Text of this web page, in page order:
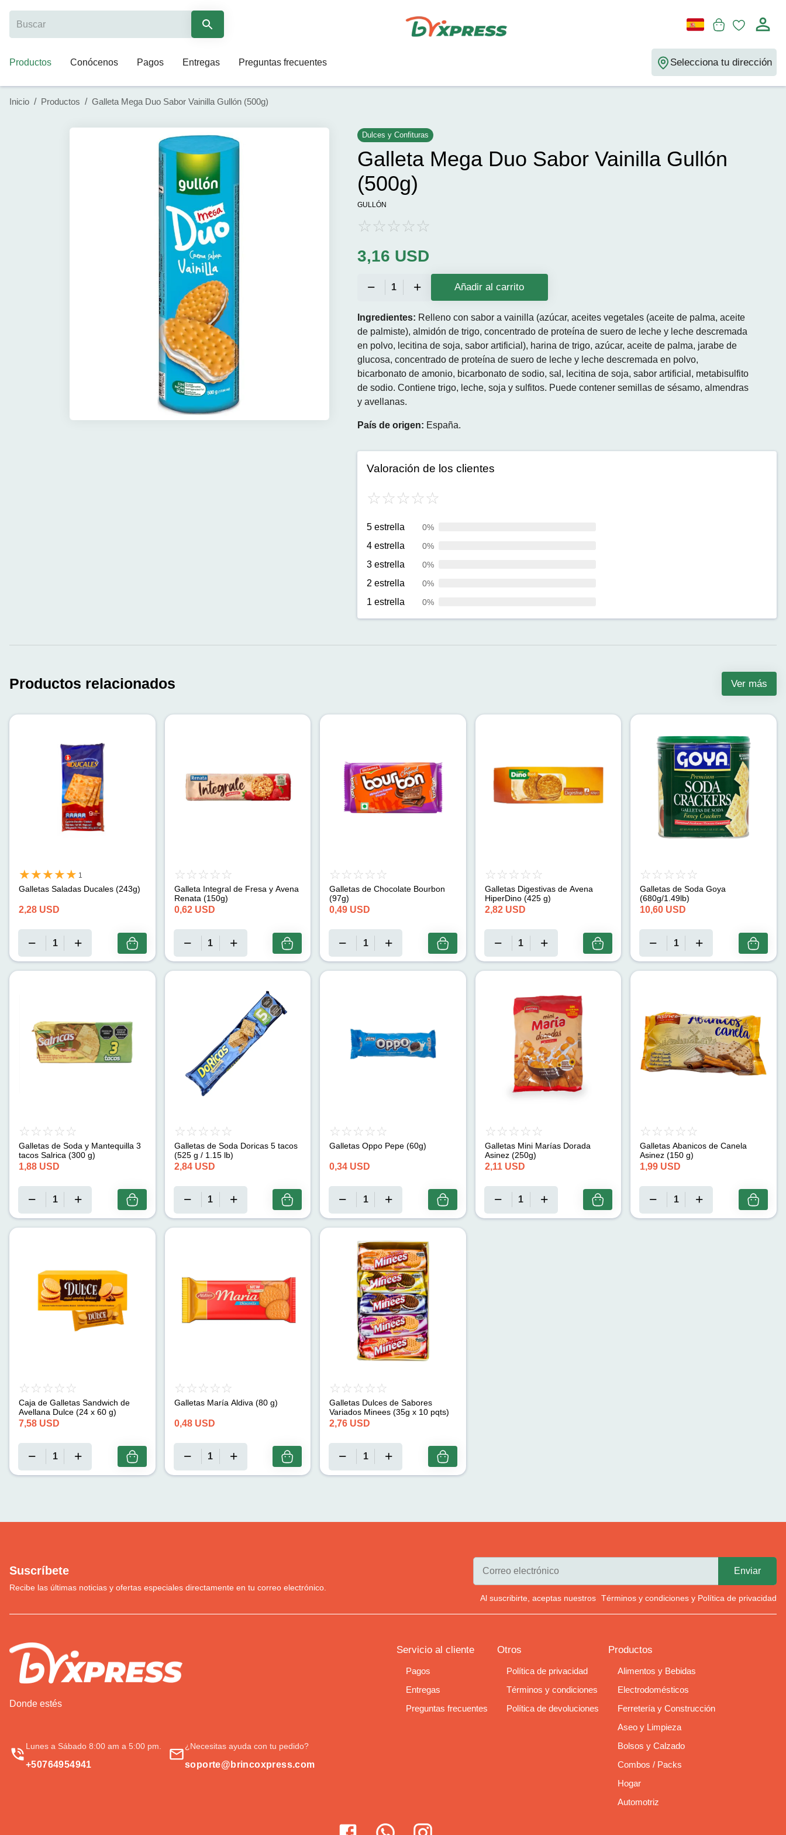
Productos Conócenos Pagos Entregas Preguntas frecuentes Selecciona tu dirección
Inicio / Productos / Galleta Mega Duo Sabor Vainilla Gullón (500g)
Dulces y Confituras
Galleta Mega Duo Sabor Vainilla Gullón
(500g)
GULLÓN
3,16 USD
Añadir al carrito
Ingredientes: Relleno con sabor a vainilla (azúcar, aceites vegetales (aceite de palma, aceite
de palmiste), almidón de trigo, concentrado de proteína de suero de leche y leche descremada
en polvo, lecitina de soja, sabor artificial), harina de trigo, azúcar, aceite de palma, jarabe de
glucosa, concentrado de proteína de suero de leche y leche descremada en polvo,
bicarbonato de amonio, bicarbonato de sodio, sal, lecitina de soja, sabor artificial, metabisulfito
de sodio. Contiene trigo, leche, soja y sulfitos. Puede contener semillas de sésamo, almendras
y avellanas.
País de origen: España.
Valoración de los clientes
5 estrella 0%
4 estrella 0%
3 estrella 0%
2 estrella 0%
1 estrella 0%
Productos relacionados Ver más
1
Galletas Saladas Ducales (243g)
2,28 USD
Galleta Integral de Fresa y Avena
Renata (150g)
0,62 USD
Galletas de Chocolate Bourbon
(97g)
0,49 USD
Galletas Digestivas de Avena
HiperDino (425 g)
2,82 USD
Galletas de Soda Goya
(680g/1.49lb)
10,60 USD
Galletas de Soda y Mantequilla 3
tacos Salrica (300 g)
1,88 USD
Galletas de Soda Doricas 5 tacos
(525 g / 1.15 lb)
2,84 USD
Galletas Oppo Pepe (60g)
0,34 USD
Galletas Mini Marías Dorada
Asinez (250g)
2,11 USD
Galletas Abanicos de Canela
Asinez (150 g)
1,99 USD
Caja de Galletas Sandwich de
Avellana Dulce (24 x 60 g)
7,58 USD
Galletas María Aldiva (80 g)
0,48 USD
Galletas Dulces de Sabores
Variados Minees (35g x 10 pqts)
2,76 USD
Suscríbete
Recibe las últimas noticias y ofertas especiales directamente en tu correo electrónico.
Al suscribirte, aceptas nuestros Términos y condiciones y Política de privacidad
Donde estés
Lunes a Sábado 8:00 am a 5:00 pm.
+50764954941
¿Necesitas ayuda con tu pedido?
soporte@brincoxpress.com
Servicio al cliente
Pagos
Entregas
Preguntas frecuentes
Otros
Política de privacidad
Términos y condiciones
Política de devoluciones
Productos
Alimentos y Bebidas
Electrodomésticos
Ferretería y Construcción
Aseo y Limpieza
Bolsos y Calzado
Combos / Packs
Hogar
Automotriz